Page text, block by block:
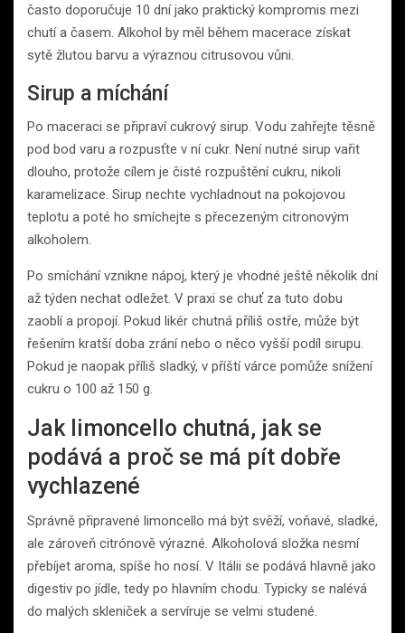
často doporučuje 10 dní jako praktický kompromis mezi
chutí a časem. Alkohol by měl během macerace získat
sytě žlutou barvu a výraznou citrusovou vůni.
Sirup a míchání
Po maceraci se připraví cukrový sirup. Vodu zahřejte těsně
pod bod varu a rozpusťte v ní cukr. Není nutné sirup vařit
dlouho, protože cílem je čisté rozpuštění cukru, nikoli
karamelizace. Sirup nechte vychladnout na pokojovou
teplotu a poté ho smíchejte s přecezeným citronovým
alkoholem.
Po smíchání vznikne nápoj, který je vhodné ještě několik dní
až týden nechat odležet. V praxi se chuť za tuto dobu
zaoblí a propojí. Pokud likér chutná příliš ostře, může být
řešením kratší doba zrání nebo o něco vyšší podíl sirupu.
Pokud je naopak příliš sladký, v příští várce pomůže snížení
cukru o 100 až 150 g.
Jak limoncello chutná, jak se
podává a proč se má pít dobře
vychlazené
Správně připravené limoncello má být svěží, voňavé, sladké,
ale zároveň citrónově výrazné. Alkoholová složka nesmí
přebíjet aroma, spíše ho nosí. V Itálii se podává hlavně jako
digestiv po jídle, tedy po hlavním chodu. Typicky se nalévá
do malých skleniček a servíruje se velmi studené.